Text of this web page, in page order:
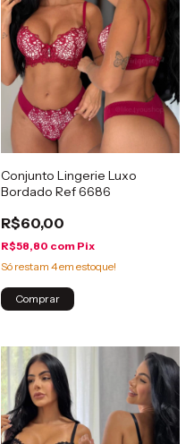
Conjunto Lingerie Luxo
Bordado Ref 6686
R$60,00
R$58,80 com Pix
Só restam 4em estoque!
Comprar